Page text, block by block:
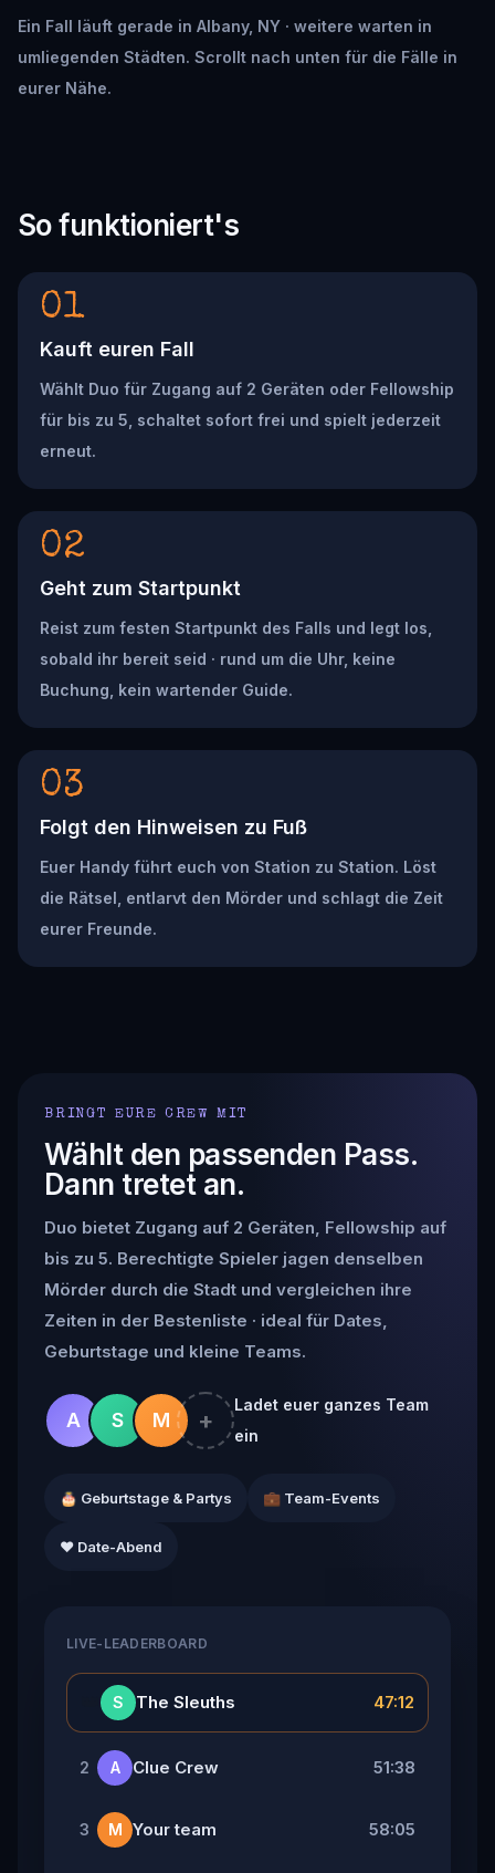
Ein Fall läuft gerade in Albany, NY · weitere warten in
umliegenden Städten. Scrollt nach unten für die Fälle in
eurer Nähe.
So funktioniert's
01
Kauft euren Fall
Wählt Duo für Zugang auf 2 Geräten oder Fellowship
für bis zu 5, schaltet sofort frei und spielt jederzeit
erneut.
02
Geht zum Startpunkt
Reist zum festen Startpunkt des Falls und legt los,
sobald ihr bereit seid · rund um die Uhr, keine
Buchung, kein wartender Guide.
03
Folgt den Hinweisen zu Fuß
Euer Handy führt euch von Station zu Station. Löst
die Rätsel, entlarvt den Mörder und schlagt die Zeit
eurer Freunde.
BRINGT EURE CREW MIT
Wählt den passenden Pass.
Dann tretet an.
Duo bietet Zugang auf 2 Geräten, Fellowship auf
bis zu 5. Berechtigte Spieler jagen denselben
Mörder durch die Stadt und vergleichen ihre
Zeiten in der Bestenliste · ideal für Dates,
Geburtstage und kleine Teams.
A S M +
Ladet euer ganzes Team
ein
🎂 Geburtstage & Partys 💼 Team-Events
❤️ Date-Abend
LIVE-LEADERBOARD
S The Sleuths 47:12
2 A Clue Crew 51:38
3 M Your team 58:05